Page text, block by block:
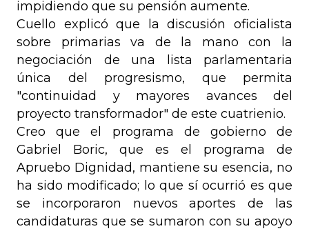
impidiendo que su pensión aumente.
Cuello explicó que la discusión oficialista
sobre primarias va de la mano con la
negociación de una lista parlamentaria
única del progresismo, que permita
"continuidad y mayores avances del
proyecto transformador" de este cuatrienio.
Creo que el programa de gobierno de
Gabriel Boric, que es el programa de
Apruebo Dignidad, mantiene su esencia, no
ha sido modificado; lo que sí ocurrió es que
se incorporaron nuevos aportes de las
candidaturas que se sumaron con su apoyo